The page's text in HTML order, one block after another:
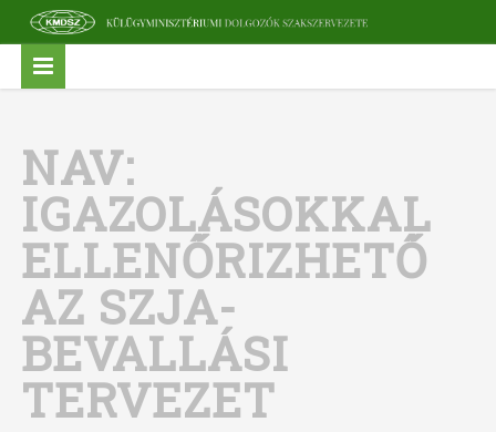
NAV:
IGAZOLÁSOKKAL
ELLENŐRIZHETŐ
AZ SZJA-
BEVALLÁSI
TERVEZET